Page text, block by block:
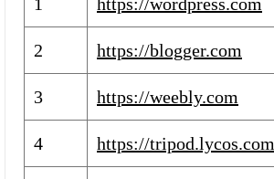
2 https://blogger.com
3 https://weebly.com
4 https://tripod.lycos.com